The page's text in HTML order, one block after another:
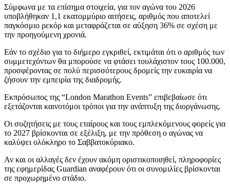
Σύμφωνα με τα επίσημα στοιχεία, για τον αγώνα του 2026
υποβλήθηκαν 1,1 εκατομμύριο αιτήσεις, αριθμός που αποτελεί
παγκόσμιο ρεκόρ και μεταφράζεται σε αύξηση 36% σε σχέση με
την προηγούμενη χρονιά.
Εάν το σχέδιο για το διήμερο εγκριθεί, εκτιμάται ότι ο αριθμός των
συμμετεχόντων θα μπορούσε να φτάσει τουλάχιστον τους 100.000,
προσφέροντας σε πολύ περισσότερους δρομείς την ευκαιρία να
ζήσουν την εμπειρία της διαδρομής.
Εκπρόσωπος της “London Marathon Events” επιβεβαίωσε ότι
εξετάζονται καινοτόμοι τρόποι για την ανάπτυξη της διοργάνωσης.
Οι συζητήσεις με τους εταίρους και τους εμπλεκόμενους φορείς για
το 2027 βρίσκονται σε εξέλιξη, με την πρόθεση ο αγώνας να
καλύψει ολόκληρο το Σαββατοκύριακο.
Αν και οι αλλαγές δεν έχουν ακόμη οριστικοποιηθεί, πληροφορίες
της εφημερίδας Guardian αναφέρουν ότι οι συνομιλίες βρίσκονται
σε προχωρημένο στάδιο.